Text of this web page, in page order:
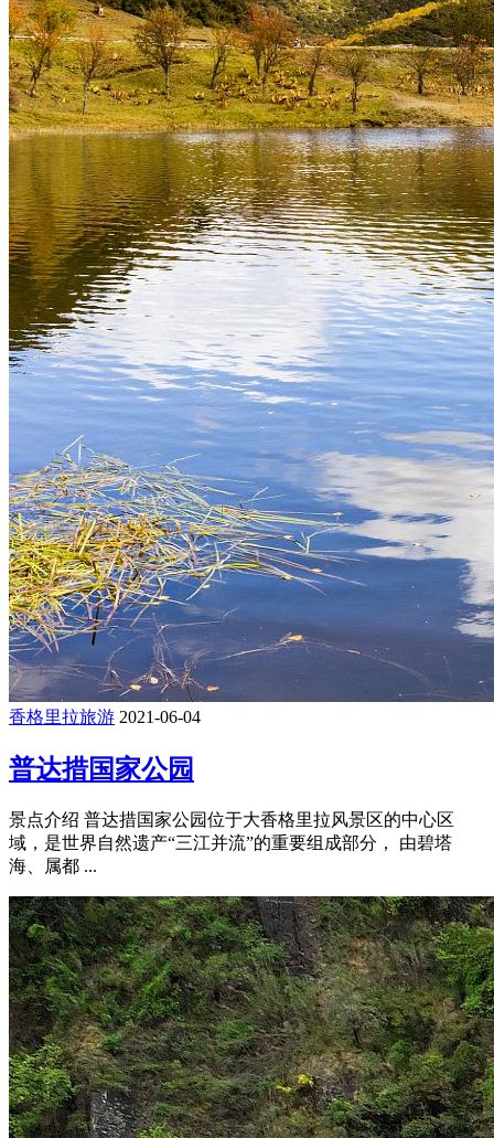
香格里拉旅游 2021-06-04
普达措国家公园
景点介绍 普达措国家公园位于大香格里拉风景区的中心区
域，是世界自然遗产“三江并流”的重要组成部分， 由碧塔
海、属都 ...